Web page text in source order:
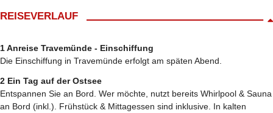
REISEVERLAUF
1 Anreise Travemünde - Einschiffung
Die Einschiffung in Travemünde erfolgt am späten Abend.
2 Ein Tag auf der Ostsee
Entspannen Sie an Bord. Wer möchte, nutzt bereits Whirlpool & Sauna
an Bord (inkl.). Frühstück & Mittagessen sind inklusive. In kalten